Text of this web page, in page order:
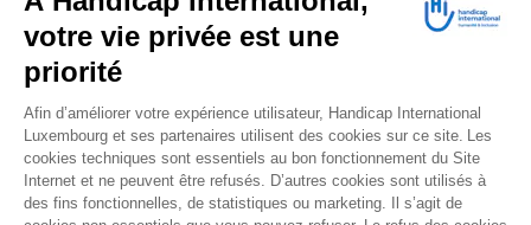
Grâce à vous, en 2024, 604.716 personnes ont
bénéficié d’appareillage et d’activités de réadaptation.
Merci pour votre générosité.
Lire notre rapport annuel